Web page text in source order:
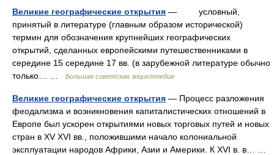
Великие географические открытия — условный,
принятый в литературе (главным образом исторической)
термин для обозначения крупнейших географических
открытий, сделанных европейскими путешественниками в
середине 15 середине 17 вв. (в зарубежной литературе обычно
только… …
Большая советская энциклопедия
Великие географические открытия — Процесс разложения
феодализма и возникновения капиталистических отношений в
Европе был ускорен открытиями новых торговых путей и новых
стран в XV XVI вв., положившими начало колониальной
эксплуатации народов Африки, Азии и Америки. К XVI в. в… …